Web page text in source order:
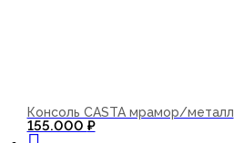
Консоль CASTA мрамор/металл
155.000 ₽